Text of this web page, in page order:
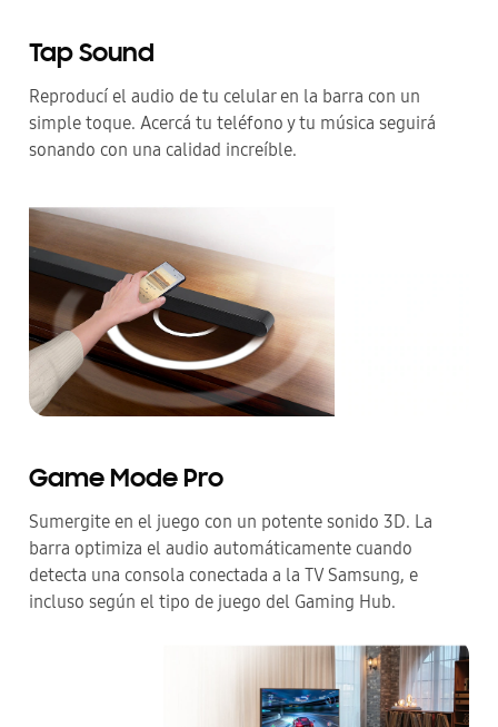
Tap Sound
Reproducí el audio de tu celular en la barra con un
simple toque. Acercá tu teléfono y tu música seguirá
sonando con una calidad increíble.
Game Mode Pro
Sumergite en el juego con un potente sonido 3D. La
barra optimiza el audio automáticamente cuando
detecta una consola conectada a la TV Samsung, e
incluso según el tipo de juego del Gaming Hub.